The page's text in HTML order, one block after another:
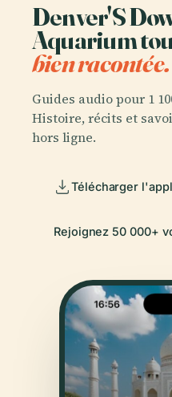
Denver'S
Aquarium
bien racontée.
Guides audio pour 1
Histoire, récits et
hors ligne.
Télécharger
Rejoignez 50 000+